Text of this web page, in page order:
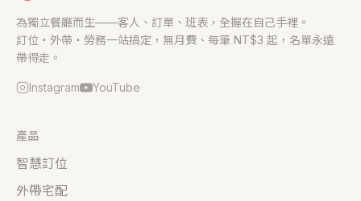
為獨立餐廳而生——客人、訂單、班表，全握在自己手裡。
訂位・外帶・勞務一站搞定，無月費、每筆 NT$3 起，名單永遠
帶得走。
Instagram YouTube
產品
智慧訂位
外帶宅配